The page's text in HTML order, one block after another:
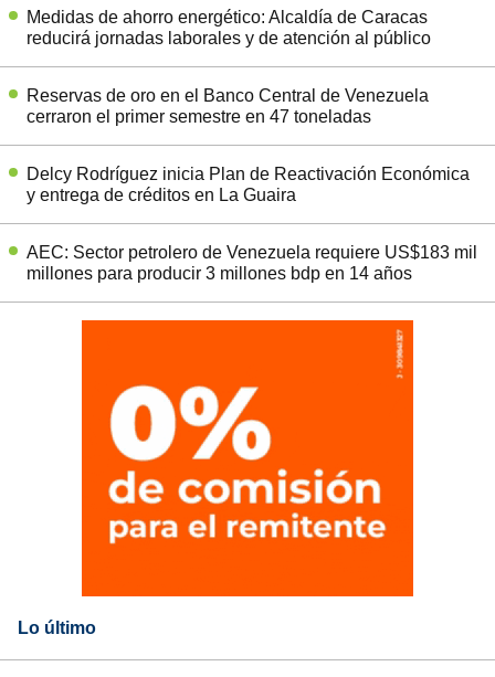
Medidas de ahorro energético: Alcaldía de Caracas
reducirá jornadas laborales y de atención al público
Reservas de oro en el Banco Central de Venezuela
cerraron el primer semestre en 47 toneladas
Delcy Rodríguez inicia Plan de Reactivación Económica
y entrega de créditos en La Guaira
AEC: Sector petrolero de Venezuela requiere US$183 mil
millones para producir 3 millones bdp en 14 años
Lo último